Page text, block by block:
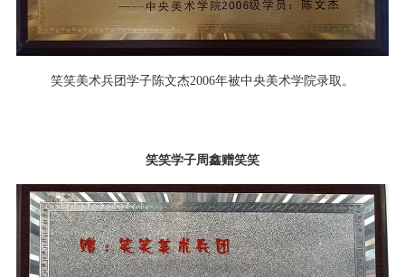
笑笑美术兵团学子陈文杰2006年被中央美术学院录取。
笑笑学子周鑫赠笑笑